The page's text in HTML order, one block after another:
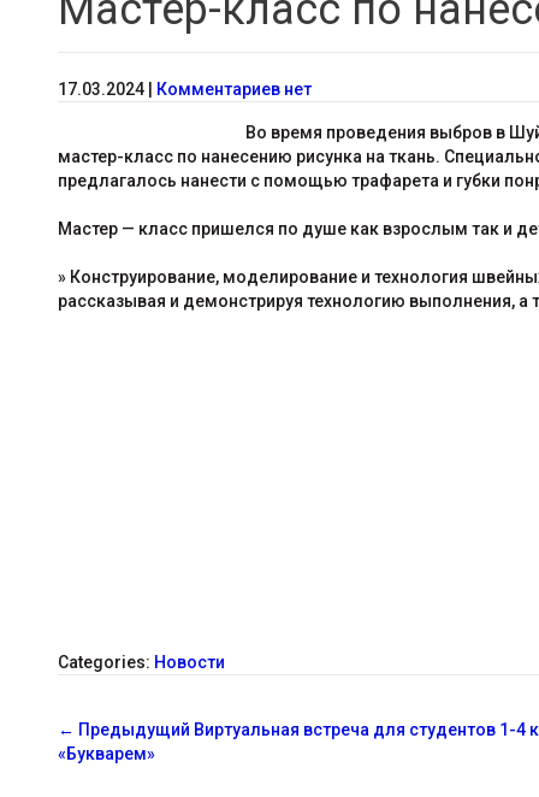
17.03.2024 Комментариев нет
Во время проведения выбров в
мастер-класс по нанесению рисунка на ткань.
предлагалось нанести с помощью трафарета и губки
Мастер — класс пришелся по душе как взрослым так и
» Конструирование, моделирование и технология
рассказывая и демонстрируя технологию
Categories: Новости
С
о
← Предыдущий Виртуальная встреча для студентов
«Букварем»